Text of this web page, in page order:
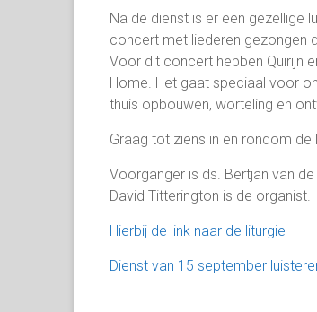
Na de dienst is er een gezellige
concert met liederen gezongen
Voor dit concert hebben Quirijn
Home. Het gaat speciaal voor
thuis opbouwen, worteling en
Graag tot ziens in en rondom de
Voorganger is ds. Bertjan van
David Titterington is de organist.
Hierbij de link naar de liturgie
Dienst van 15 september